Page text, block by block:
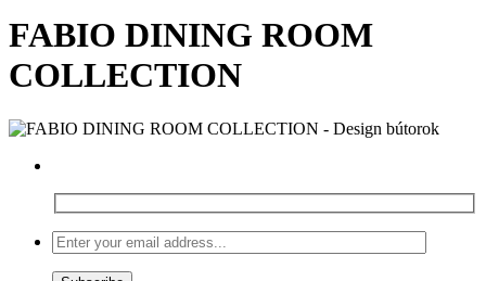
FABIO DINING ROOM
COLLECTION